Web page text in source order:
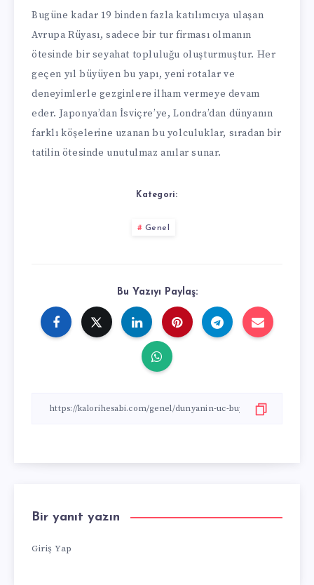
Bugüne kadar 19 binden fazla katılımcıya ulaşan
Avrupa Rüyası, sadece bir tur firması olmanın
ötesinde bir seyahat topluluğu oluşturmuştur. Her
geçen yıl büyüyen bu yapı, yeni rotalar ve
deneyimlerle gezginlere ilham vermeye devam
eder. Japonya’dan İsviçre’ye, Londra’dan dünyanın
farklı köşelerine uzanan bu yolculuklar, sıradan bir
tatilin ötesinde unutulmaz anılar sunar.
Kategori:
Genel
Bu Yazıyı Paylaş:
Bir yanıt yazın
Giriş Yap